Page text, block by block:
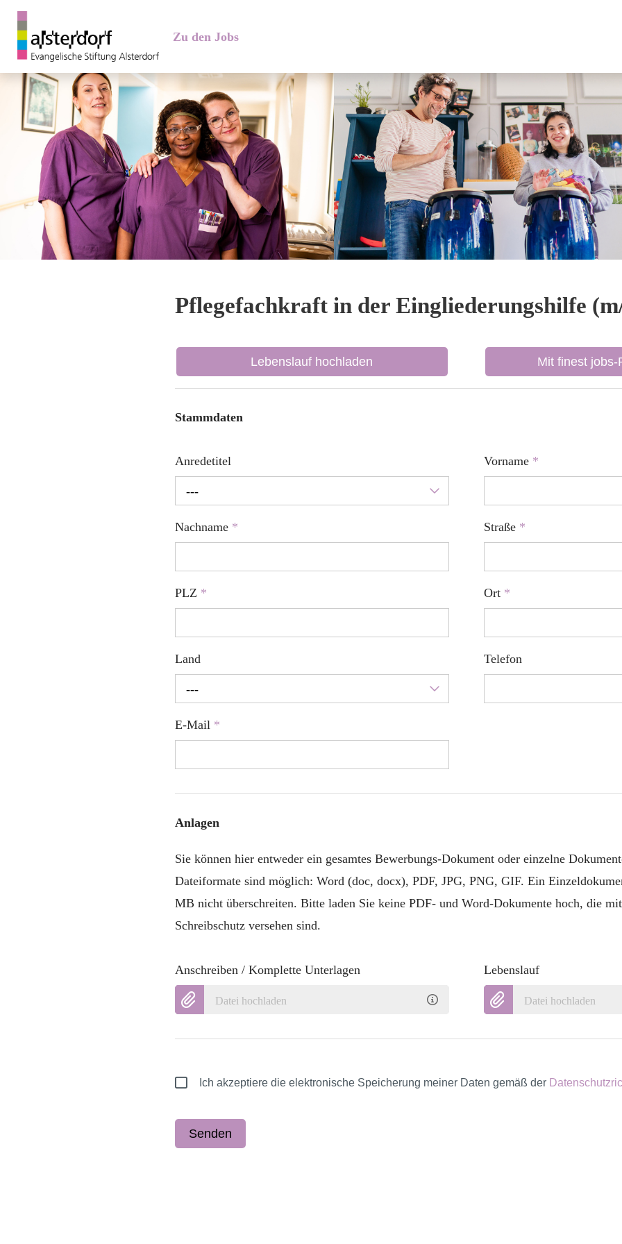
Zu den Jobs
Pflegefachkraft in der Eingliederungshilfe
Lebenslauf hochladen Mit finest jobs-
Stammdaten
Anredetitel
---
Vorname *
Nachname * Straße *
PLZ * Ort *
Land
---
Telefon
E-Mail *
Anlagen
Sie können hier entweder ein gesamtes Bewerbungs-Dokument oder einzelne
Dateiformate sind möglich: Word (doc, docx), PDF, JPG, PNG, GIF. Ein
MB nicht überschreiten. Bitte laden Sie keine PDF- und Word-Dokumente hoch, die
Schreibschutz versehen sind.
Anschreiben / Komplette Unterlagen
Datei hochladen
Lebenslauf
Datei hochladen
Ich akzeptiere die elektronische Speicherung meiner Daten gemäß der
Senden